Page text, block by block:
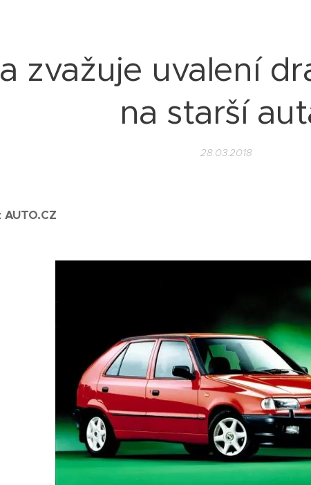
zvažuje uvalení
na starší
28.03.2018